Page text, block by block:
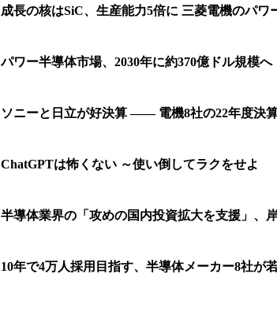
成長の核はSiC、生産能力5倍に 三菱電機のパワ
パワー半導体市場、2030年に約370億ドル規模へ
ソニーと日立が好決算 ―― 電機8社の22年度決
ChatGPTは怖くない ～使い倒してラクをせよ
半導体業界の「攻めの国内投資拡大を支援」、
10年で4万人採用目指す、半導体メーカー8社が